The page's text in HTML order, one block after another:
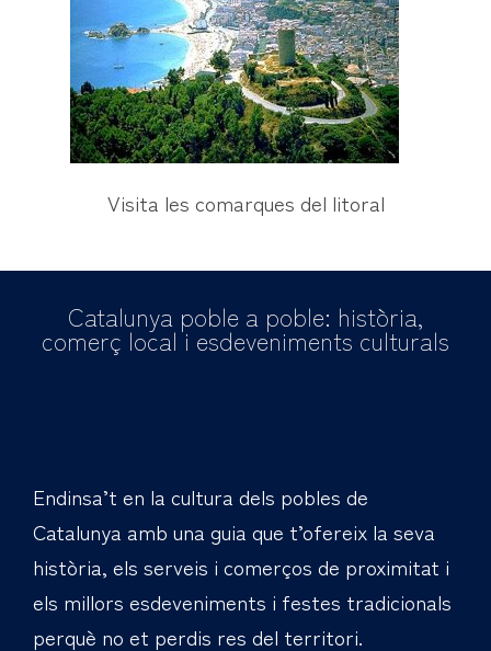
Visita les comarques del litoral
Catalunya poble a poble: història,
comerç local i esdeveniments culturals
Endinsa’t en la cultura dels pobles de
Catalunya amb una guia que t’ofereix la seva
història, els serveis i comerços de proximitat i
els millors esdeveniments i festes tradicionals
perquè no et perdis res del territori.